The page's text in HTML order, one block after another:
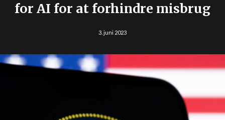
for AI for at forhindre misbrug
3. juni 2023